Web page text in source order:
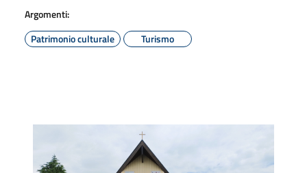
Argomenti:
Patrimonio culturale
Turismo